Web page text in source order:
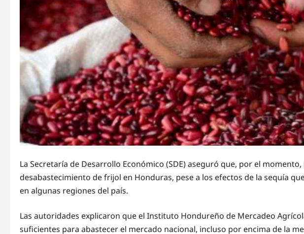
La Secretaría de Desarrollo Económico (SDE) aseguró que, por el
desabastecimiento de frijol en Honduras, pese a los efectos de la sequía
en algunas regiones del país.
Las autoridades explicaron que el Instituto Hondureño de Mercadeo
suficientes para abastecer el mercado nacional, incluso por encima de la